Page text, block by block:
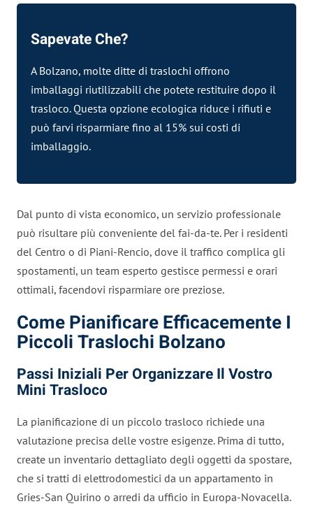
Sapevate Che?
A Bolzano, molte ditte di traslochi offrono
imballaggi riutilizzabili che potete restituire dopo il
trasloco. Questa opzione ecologica riduce i rifiuti e
può farvi risparmiare fino al 15% sui costi di
imballaggio.
Dal punto di vista economico, un servizio professionale
può risultare più conveniente del fai-da-te. Per i residenti
del Centro o di Piani-Rencio, dove il traffico complica gli
spostamenti, un team esperto gestisce permessi e orari
ottimali, facendovi risparmiare ore preziose.
Come Pianificare Efficacemente I
Piccoli Traslochi Bolzano
Passi Iniziali Per Organizzare Il Vostro
Mini Trasloco
La pianificazione di un piccolo trasloco richiede una
valutazione precisa delle vostre esigenze. Prima di tutto,
create un inventario dettagliato degli oggetti da spostare,
che si tratti di elettrodomestici da un appartamento in
Gries-San Quirino o arredi da ufficio in Europa-Novacella.